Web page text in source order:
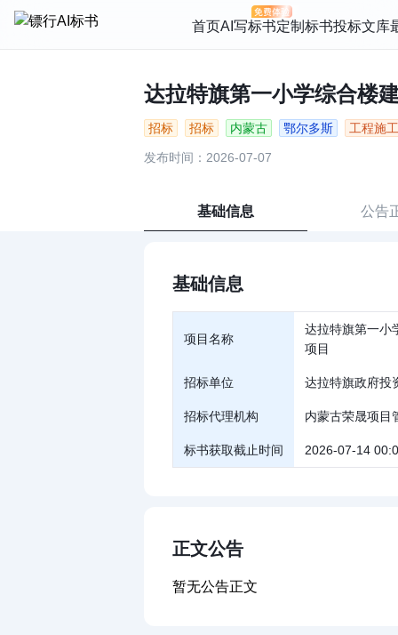
首页AI写标书定制标书投标文库
达拉特旗第一小学综合楼
招标 招标 内蒙古 鄂尔多斯 工程施工
发布时间：2026-07-07
基础信息 公告
基础信息
项目名称
达拉特旗第一小
项目
招标单位 达拉特旗政府投
招标代理机构 内蒙古荣晟项目
标书获取截止时间 2026-07-14
正文公告
暂无公告正文